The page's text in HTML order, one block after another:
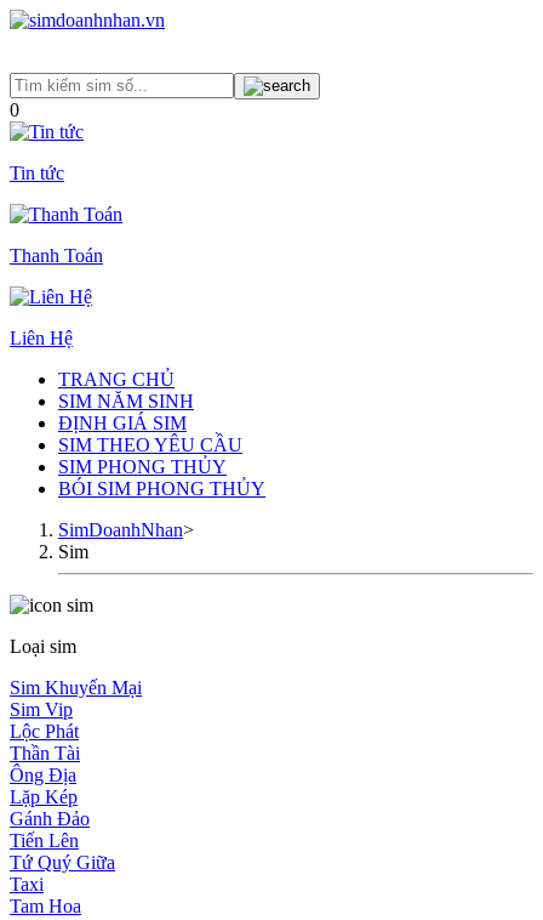
0
Tin tức
Thanh Toán
Liên Hệ
TRANG CHỦ
SIM NĂM SINH
ĐỊNH GIÁ SIM
SIM THEO YÊU CẦU
SIM PHONG THỦY
BÓI SIM PHONG THỦY
SimDoanhNhan>
Sim
Loại sim
Sim Khuyến Mại
Sim Vip
Lộc Phát
Thần Tài
Ông Địa
Lặp Kép
Gánh Đảo
Tiến Lên
Tứ Quý Giữa
Taxi
Tam Hoa